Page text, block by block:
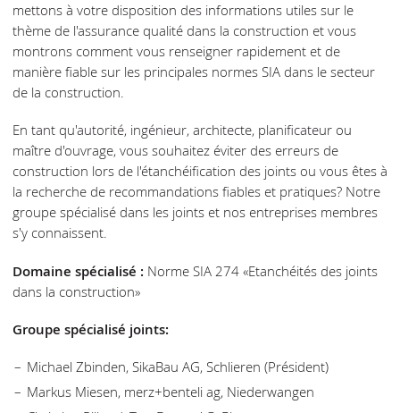
mettons à votre disposition des informations utiles sur le
thème de l'assurance qualité dans la construction et vous
montrons comment vous renseigner rapidement et de
manière fiable sur les principales normes SIA dans le secteur
de la construction.
En tant qu'autorité, ingénieur, architecte, planificateur ou
maître d'ouvrage, vous souhaitez éviter des erreurs de
construction lors de l'étanchéification des joints ou vous êtes à
la recherche de recommandations fiables et pratiques? Notre
groupe spécialisé dans les joints et nos entreprises membres
s'y connaissent.
Domaine spécialisé : Norme SIA 274 «Etanchéités des joints
dans la construction»
Groupe spécialisé joints:
Michael Zbinden, SikaBau AG, Schlieren (Président)
Markus Miesen, merz+benteli ag, Niederwangen